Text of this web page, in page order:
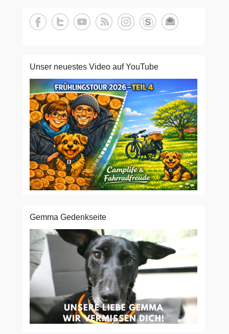
Unser neuestes Video auf YouTube
Gemma Gedenkseite